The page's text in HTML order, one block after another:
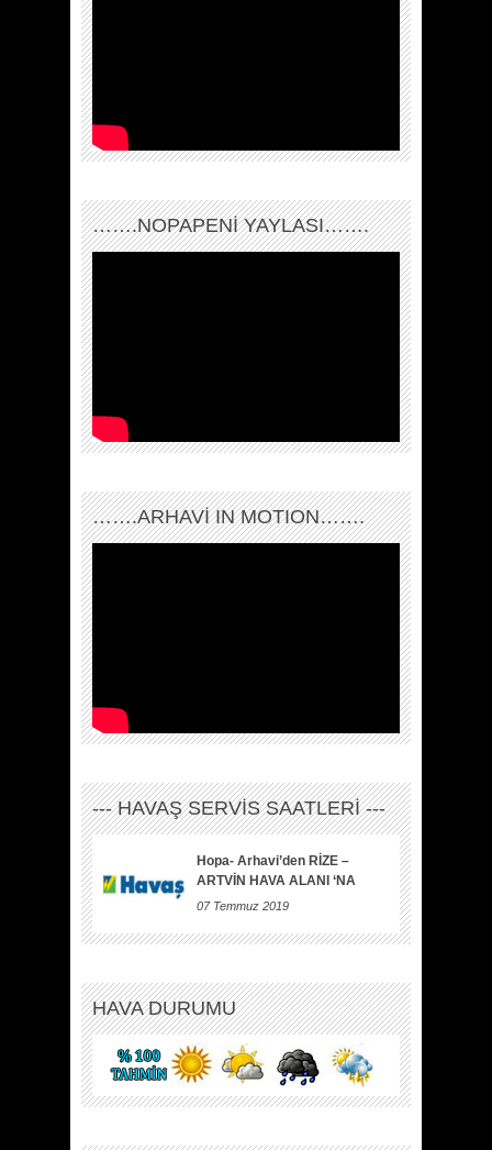
…….NOPAPENİ YAYLASI…….
…….ARHAVI IN MOTION…….
--- HAVAŞ SERVİS SAATLERİ ---
Hopa- Arhavi’den RİZE –
ARTVİN HAVA ALANI ‘NA
07 Temmuz 2019
HAVA DURUMU